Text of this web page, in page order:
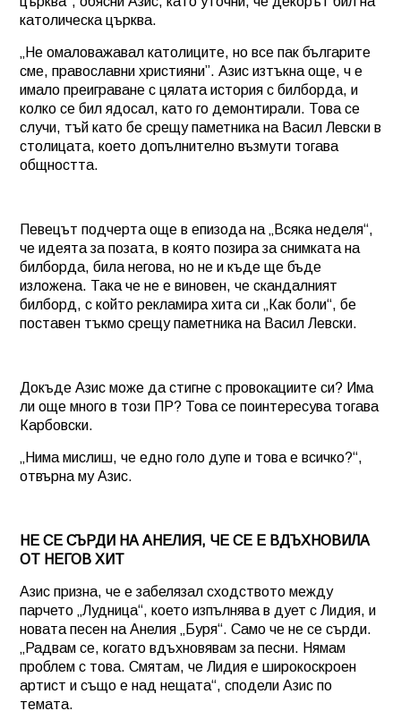
католическа църква.
„Не омаловажавал католиците, но все пак българите
сме, православни християни”. Азис изтъкна още, ч е
имало преиграване с цялата история с билборда, и
колко се бил ядосал, като го демонтирали. Това се
случи, тъй като бе срещу паметника на Васил Левски в
столицата, което допълнително възмути тогава
общността.
Певецът подчерта още в епизода на „Всяка неделя“,
че идеята за позата, в която позира за снимката на
билборда, била негова, но не и къде ще бъде
изложена. Така че не е виновен, че скандалният
билборд, с който рекламира хита си „Как боли“, бе
поставен тъкмо срещу паметника на Васил Левски.
Докъде Азис може да стигне с провокациите си? Има
ли още много в този ПР? Това се поинтересува тогава
Карбовски.
„Нима мислиш, че едно голо дупе и това е всичко?“,
отвърна му Азис.
НЕ СЕ СЪРДИ НА АНЕЛИЯ, ЧЕ СЕ Е ВДЪХНОВИЛА
ОТ НЕГОВ ХИТ
Азис призна, че е забелязал сходството между
парчето „Лудница“, което изпълнява в дует с Лидия, и
новата песен на Анелия „Буря“. Само че не се сърди.
„Радвам се, когато вдъхновявам за песни. Нямам
проблем с това. Смятам, че Лидия е широкоскроен
артист и също е над нещата“, сподели Азис по
темата.